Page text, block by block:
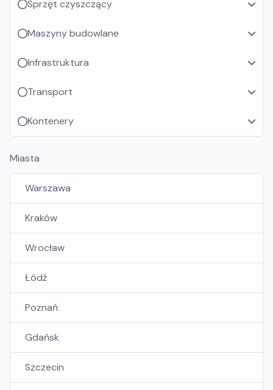
Sprzęt czyszczący
Maszyny budowlane
Infrastruktura
Transport
Kontenery
Miasta
Warszawa
Kraków
Wrocław
Łódź
Poznań
Gdańsk
Szczecin